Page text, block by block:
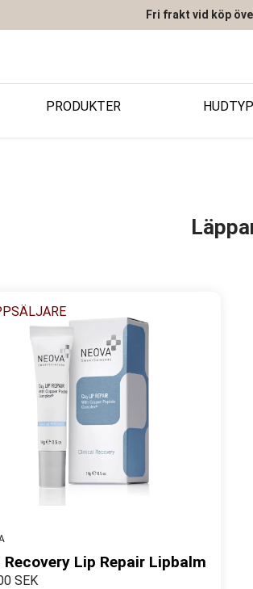
Fri frakt vid köp
PRODUKTER HUDTYP
Recovery Lip Repair Lipbalm
SEK